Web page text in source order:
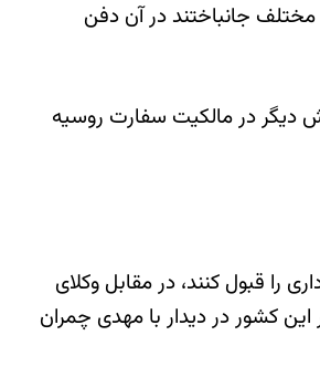
جانباختند در آن دفن
دیگر در مالکیت سفارت روسیه
قبول کنند، در مقابل وکلای
که از راه‌های مختلف این زمین‌ها را بدست آوردند. تا آنجا که حتی لهستان نگران این مسئله شد و تیرماه سال 91 سفیر این کشور در دیدار با مهدی چمران